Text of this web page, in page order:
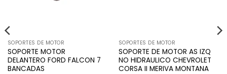
SOPORTES DE MOTOR
SOPORTE MOTOR
DELANTERO FORD FALCON 7
BANCADAS
SOPORTES DE MOTOR
SOPORTE DE MOTOR AS IZQ
NO HIDRAULICO CHEVROLET
CORSA II MERIVA MONTANA